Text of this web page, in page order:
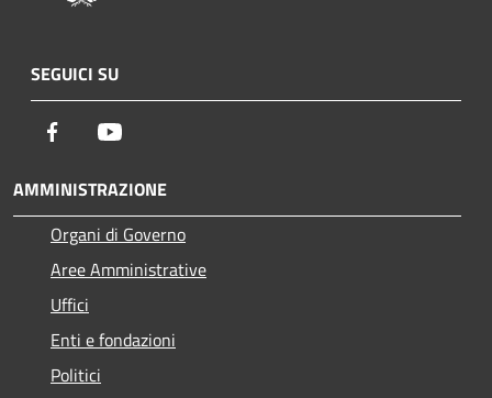
SEGUICI SU
Facebook
AMMINISTRAZIONE
Organi di Governo
Aree Amministrative
Uffici
Enti e fondazioni
Politici